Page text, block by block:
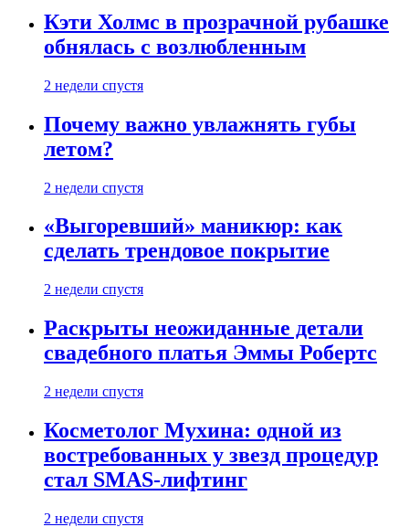
Кэти Холмс в прозрачной рубашке
обнялась с возлюбленным
2 недели спустя
Почему важно увлажнять губы
летом?
2 недели спустя
«Выгоревший» маникюр: как
сделать трендовое покрытие
2 недели спустя
Раскрыты неожиданные детали
свадебного платья Эммы Робертс
2 недели спустя
Косметолог Мухина: одной из
востребованных у звезд процедур
стал SMAS-лифтинг
2 недели спустя